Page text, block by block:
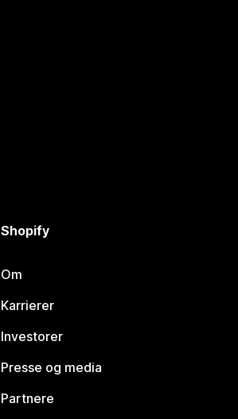
Shopify
Om
Karrierer
Investorer
Presse og media
Partnere